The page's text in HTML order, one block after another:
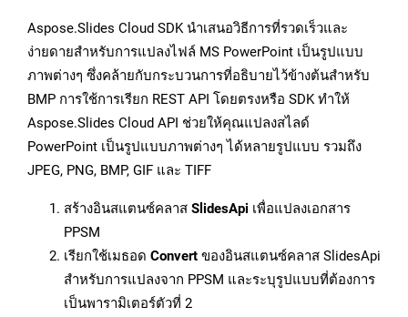
Aspose.Slides Cloud SDK นำเสนอวิธีการที่รวดเร็วและ
ง่ายดายสำหรับการแปลงไฟล์ MS PowerPoint เป็นรูปแบบ
ภาพต่างๆ ซึ่งคล้ายกับกระบวนการที่อธิบายไว้ข้างต้นสำหรับ
BMP การใช้การเรียก REST API โดยตรงหรือ SDK ทำให้
Aspose.Slides Cloud API ช่วยให้คุณแปลงสไลด์
PowerPoint เป็นรูปแบบภาพต่างๆ ได้หลายรูปแบบ รวมถึง
JPEG, PNG, BMP, GIF และ TIFF
สร้างอินสแตนซ์คลาส SlidesApi เพื่อแปลงเอกสาร
PPSM
เรียกใช้เมธอด Convert ของอินสแตนซ์คลาส SlidesApi
สำหรับการแปลงจาก PPSM และระบุรูปแบบที่ต้องการ
เป็นพารามิเตอร์ตัวที่ 2